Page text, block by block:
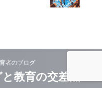
者のブログ
教育の交差点〜